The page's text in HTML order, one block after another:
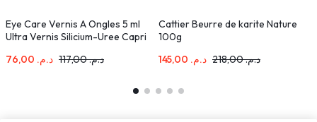
Eye Care Vernis A Ongles 5 ml
Ultra Vernis Silicium-Uree Capri
د.م.
د.م.117,00
Cattier Beurre de karite Nature
100g
د.م.
د.م.218,00